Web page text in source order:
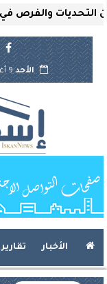
والفرص في سوق
الأحد9 أغسطس 2026
الأخبار